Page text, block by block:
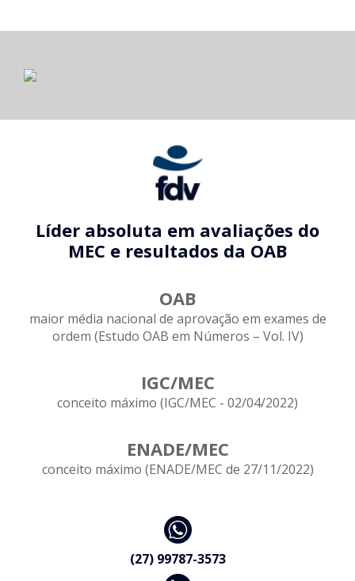
Líder absoluta em avaliações do
MEC e resultados da OAB
OAB
maior média nacional de aprovação em exames de
ordem (Estudo OAB em Números – Vol. IV)
IGC/MEC
conceito máximo (IGC/MEC - 02/04/2022)
ENADE/MEC
conceito máximo (ENADE/MEC de 27/11/2022)
(27) 99787-3573